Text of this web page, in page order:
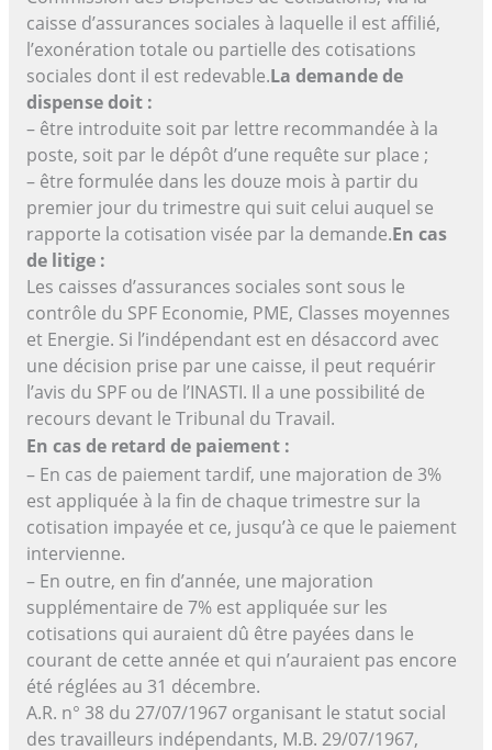
caisse d’assurances sociales à laquelle il est affilié,
l’exonération totale ou partielle des cotisations
sociales dont il est redevable.La demande de
dispense doit :
– être introduite soit par lettre recommandée à la
poste, soit par le dépôt d’une requête sur place ;
– être formulée dans les douze mois à partir du
premier jour du trimestre qui suit celui auquel se
rapporte la cotisation visée par la demande.En cas
de litige :
Les caisses d’assurances sociales sont sous le
contrôle du SPF Economie, PME, Classes moyennes
et Energie. Si l’indépendant est en désaccord avec
une décision prise par une caisse, il peut requérir
l’avis du SPF ou de l’INASTI. Il a une possibilité de
recours devant le Tribunal du Travail.
En cas de retard de paiement :
– En cas de paiement tardif, une majoration de 3%
est appliquée à la fin de chaque trimestre sur la
cotisation impayée et ce, jusqu’à ce que le paiement
intervienne.
– En outre, en fin d’année, une majoration
supplémentaire de 7% est appliquée sur les
cotisations qui auraient dû être payées dans le
courant de cette année et qui n’auraient pas encore
été réglées au 31 décembre.
A.R. n° 38 du 27/07/1967 organisant le statut social
des travailleurs indépendants, M.B. 29/07/1967,